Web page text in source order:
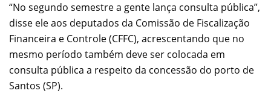
“No segundo semestre a gente lança consulta pública”,
disse ele aos deputados da Comissão de Fiscalização
Financeira e Controle (CFFC), acrescentando que no
mesmo período também deve ser colocada em
consulta pública a respeito da concessão do porto de
Santos (SP).